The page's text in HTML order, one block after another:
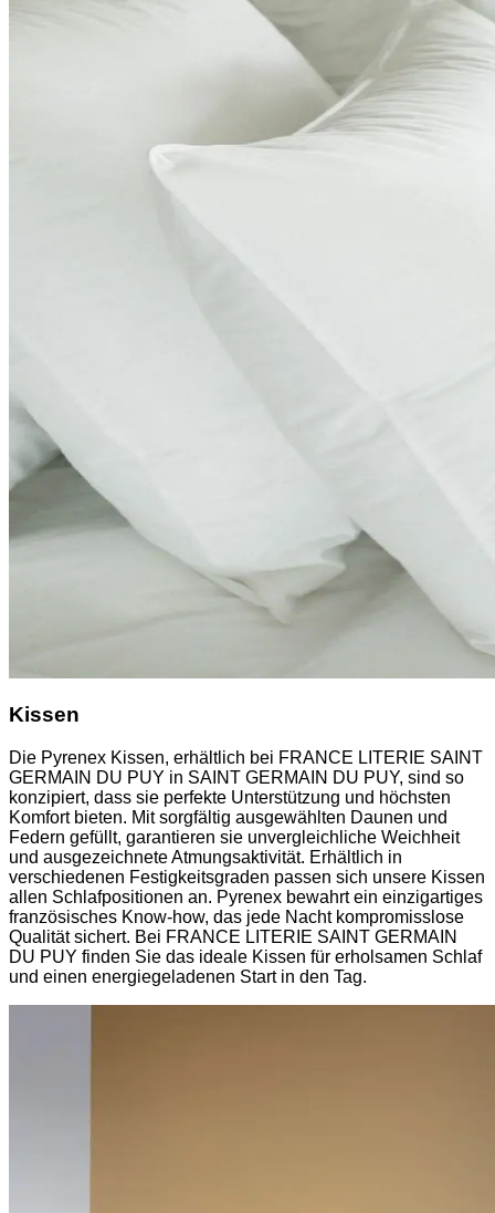
Kissen
Die Pyrenex Kissen, erhältlich bei FRANCE LITERIE SAINT
GERMAIN DU PUY in SAINT GERMAIN DU PUY, sind so
konzipiert, dass sie perfekte Unterstützung und höchsten
Komfort bieten. Mit sorgfältig ausgewählten Daunen und
Federn gefüllt, garantieren sie unvergleichliche Weichheit
und ausgezeichnete Atmungsaktivität. Erhältlich in
verschiedenen Festigkeitsgraden passen sich unsere Kissen
allen Schlafpositionen an. Pyrenex bewahrt ein einzigartiges
französisches Know-how, das jede Nacht kompromisslose
Qualität sichert. Bei FRANCE LITERIE SAINT GERMAIN
DU PUY finden Sie das ideale Kissen für erholsamen Schlaf
und einen energiegeladenen Start in den Tag.